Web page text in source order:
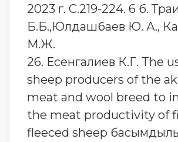
2023 г. С.219-224. 6 б.
Б.Б.,Юлдашбаев Ю. А.,
М.Ж.
26. Есенгалиев К.Г. The
sheep producers of the
meat and wool breed to
the meat productivity of
fleeced sheep